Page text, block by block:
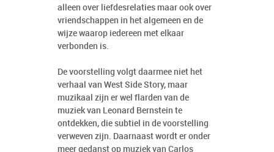
alleen over liefdesrelaties maar ook over
vriendschappen in het algemeen en de
wijze waarop iedereen met elkaar
verbonden is.
De voorstelling volgt daarmee niet het
verhaal van West Side Story, maar
muzikaal zijn er wel flarden van de
muziek van Leonard Bernstein te
ontdekken, die subtiel in de voorstelling
verweven zijn. Daarnaast wordt er onder
meer gedanst op muziek van Carlos